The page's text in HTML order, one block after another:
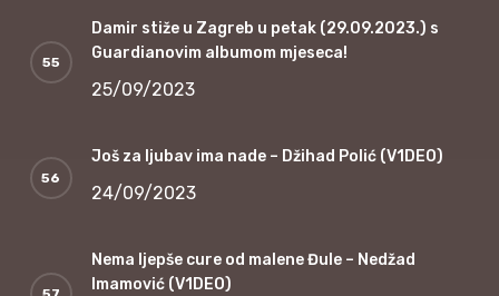
Damir stiže u Zagreb u petak (29.09.2023.) s
Guardianovim albumom mjeseca!
25/09/2023
Još za ljubav ima nade – Džihad Polić (V1DEO)
24/09/2023
Nema ljepše cure od malene Đule – Nedžad
Imamović (V1DEO)